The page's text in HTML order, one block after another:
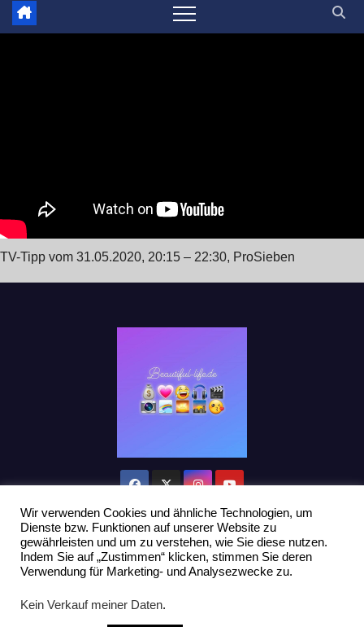
TV-Tipp vom 31.05.2020, 20:15 – 22:30, ProSieben
Stolz präsentiert von WordPress|Theme: Newsup vonThemeansar
Home Datenschutzerklärung
Wir verwenden Cookies und ähnliche Technologien, um
Dienste bzw. Funktionen auf unserer Website zu
gewährleisten und um zu verstehen, wie Sie diese nutzen.
Indem Sie auf „Zustimmen“ klicken, stimmen Sie deren
Verwendung für Marketing- und Analysezwecke zu.
Kein Verkauf meiner Daten.